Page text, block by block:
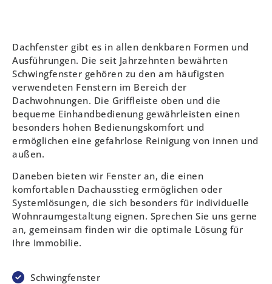
​Dachfenster gibt es in allen denkbaren Formen und
Ausführungen. Die seit Jahrzehnten bewährten
Schwingfenster gehören zu den am häufigsten
verwendeten Fenstern im Bereich der
Dachwohnungen. Die Griffleiste oben und die
bequeme Einhandbedienung gewährleisten einen
besonders hohen Bedienungskomfort und
ermöglichen eine gefahrlose Reinigung von innen und
außen.
Daneben bieten wir Fenster an, die einen
komfortablen Dachausstieg ermöglichen oder
Systemlösungen, die sich besonders für individuelle
Wohnraumgestaltung eignen. Sprechen Sie uns gerne
an, gemeinsam finden wir die optimale Lösung für
Ihre Immobilie.
Schwingfenster